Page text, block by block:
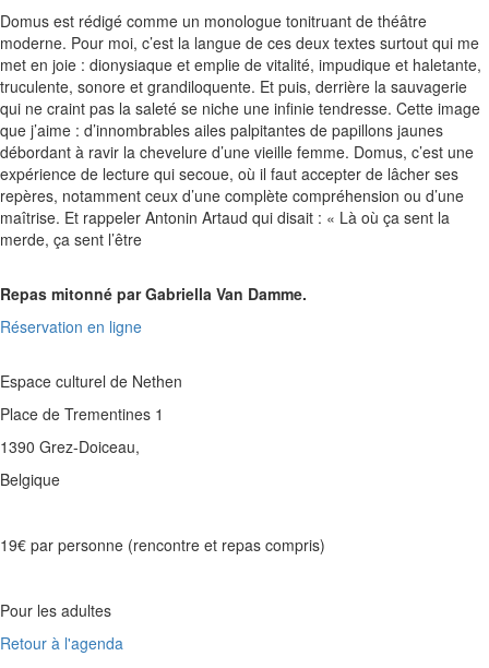
Domus est rédigé comme un monologue tonitruant de théâtre
moderne. Pour moi, c’est la langue de ces deux textes surtout qui me
met en joie : dionysiaque et emplie de vitalité, impudique et haletante,
truculente, sonore et grandiloquente. Et puis, derrière la sauvagerie
qui ne craint pas la saleté se niche une infinie tendresse. Cette image
que j’aime : d’innombrables ailes palpitantes de papillons jaunes
débordant à ravir la chevelure d’une vieille femme. Domus, c’est une
expérience de lecture qui secoue, où il faut accepter de lâcher ses
repères, notamment ceux d’une complète compréhension ou d’une
maîtrise. Et rappeler Antonin Artaud qui disait : « Là où ça sent la
merde, ça sent l’être
Repas mitonné par Gabriella Van Damme.
Réservation en ligne
Espace culturel de Nethen
Place de Trementines 1
1390 Grez-Doiceau,
Belgique
19€ par personne (rencontre et repas compris)
Pour les adultes
Retour à l'agenda